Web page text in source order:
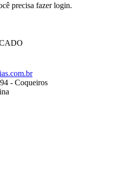
precisa fazer login.
- Coqueiros